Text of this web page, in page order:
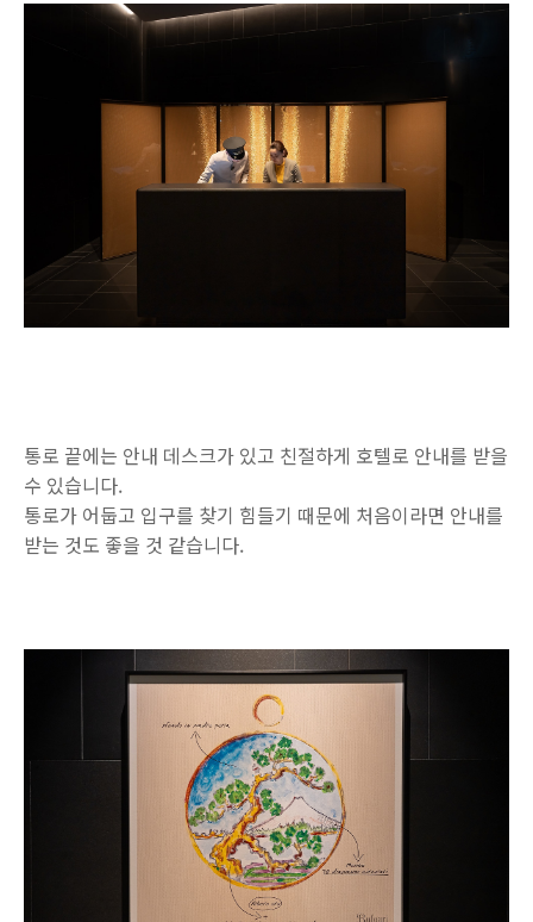
통로 끝에는 안내 데스크가 있고 친절하게 호텔로 안내를 받을
수 있습니다.
통로가 어둡고 입구를 찾기 힘들기 때문에 처음이라면 안내를
받는 것도 좋을 것 같습니다.